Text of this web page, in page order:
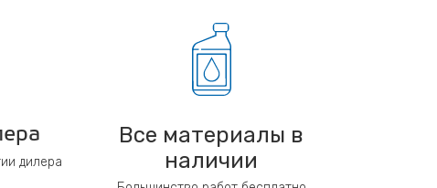
дилера
Все материалы в
наличии